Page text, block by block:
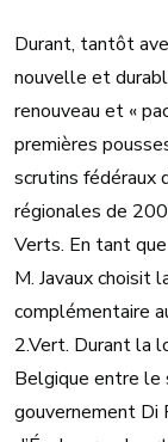
Durant, tantôt
nouvelle et
renouveau et «
premières
scrutins
régionales de
Verts. En tant
M. Javaux choisit
complémentaire
2.Vert. Durant la
Belgique entre le
gouvernement Di